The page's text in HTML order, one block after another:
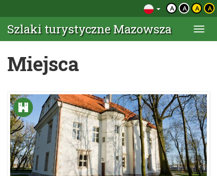
A A A A
Szlaki turystyczne Mazowsza
Miejsca